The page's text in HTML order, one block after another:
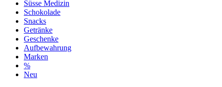
Süsse Medizin
Schokolade
Snacks
Getränke
Geschenke
Aufbewahrung
Marken
%
Neu